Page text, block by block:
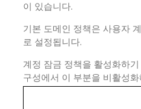
이 있습니다.
기본 도메인 정책은 사용자
로 설정됩니다.
계정 잠금 정책을 활성화하
구성에서 이 부분을 비활성